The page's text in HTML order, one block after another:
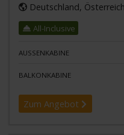
Deutschland,
All-Inclusive
AUSSENKABINE
BALKONKABINE
Zum Angebot